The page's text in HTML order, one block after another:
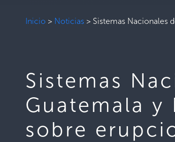
Inicio > Noticias > Sistemas Nacionales
Sistemas
Guatemala
sobre